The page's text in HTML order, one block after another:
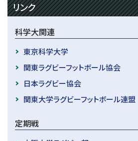
リンク
科学大関連
東京科学大学
関東ラグビーフットボール協会
日本ラグビー協会
関東大学ラグビーフットボール連盟
定期戦